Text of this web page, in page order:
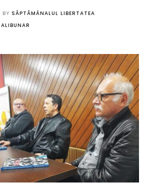
BY SĂPTĂMÂNALUL LIBERTATEA